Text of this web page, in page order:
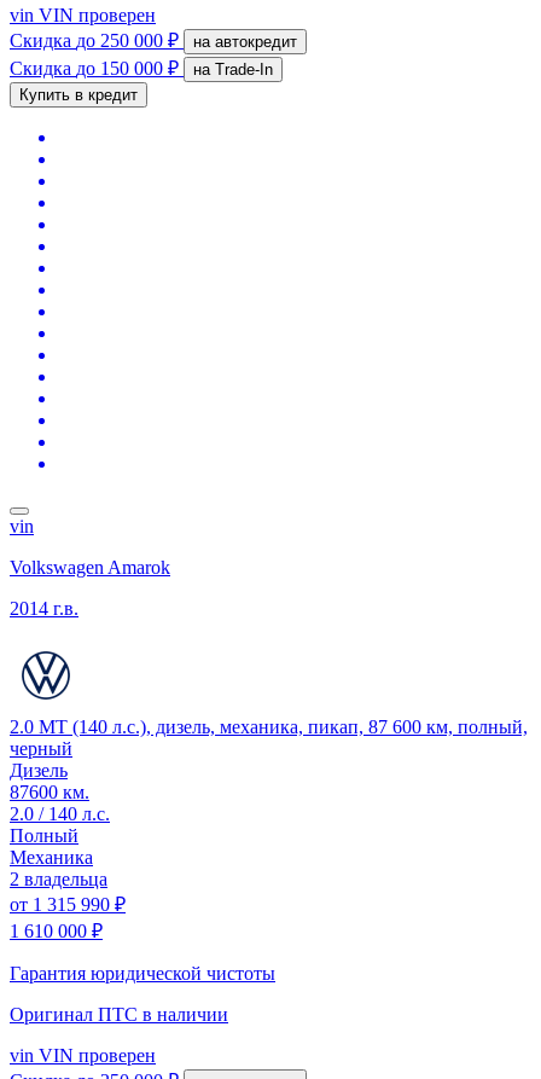
vin VIN проверен
Скидка до 250 000 ₽ на автокредит
Скидка до 150 000 ₽
на Trade-In
Купить в кредит
vin
Volkswagen Amarok
2014 г.в.
2.0 MT (140 л.с.), дизель, механика, пикап, 87 600 км, полный,
черный
Дизель
87600 км.
2.0 / 140 л.с.
Полный
Механика
2 владельца
от 1 315 990 ₽
1 610 000 ₽
Гарантия юридической чистоты
Оригинал ПТС в наличии
vin VIN проверен